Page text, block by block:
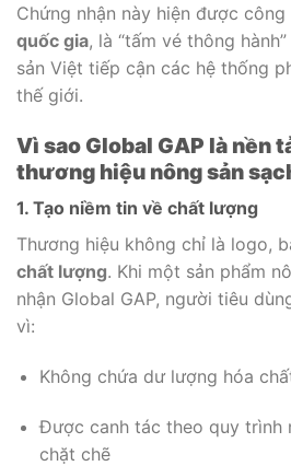
Chứng nhận này hiện được công
quốc gia, là “tấm vé thông
sản Việt tiếp cận các hệ thống
thế giới.
Vì sao Global GAP là nền
thương hiệu nông sản
1. Tạo niềm tin về chất lượng
Thương hiệu không chỉ là logo,
chất lượng. Khi một sản phẩm
nhận Global GAP, người tiêu
vì:
Không chứa dư lượng hóa
Được canh tác theo quy trình
chặt chẽ